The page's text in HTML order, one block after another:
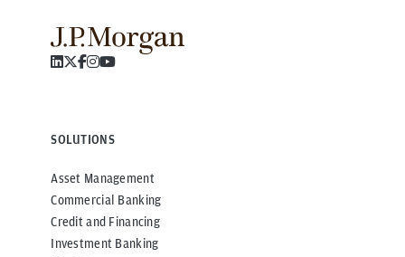
SOLUTIONS
Asset Management
Commercial Banking
Credit and Financing
Investment Banking